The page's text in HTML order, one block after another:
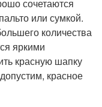
сочетаются
или сумкой.
количества
яркими
красную шапку
красное